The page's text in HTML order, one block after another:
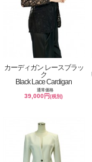
カーディガン レースブラッ
ク
Black Lace Cardigan
通常価格
39,000円(税別)